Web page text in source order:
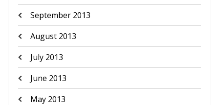
September 2013
August 2013
July 2013
June 2013
May 2013